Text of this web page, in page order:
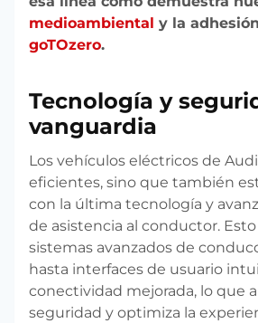
medioambiental y la
goTOzero.
Tecnología y
vanguardia
Los vehículos eléctricos de
eficientes, sino que también
con la última tecnología y
de asistencia al conductor.
sistemas avanzados de
hasta interfaces de usuario
conectividad mejorada, lo que
seguridad y optimiza la